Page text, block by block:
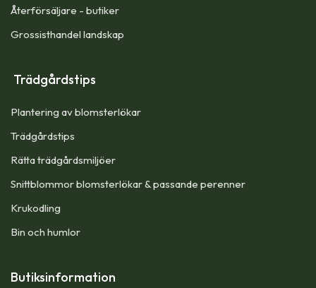
Återförsäljare - butiker
Grossisthandel landskap
Trädgårdstips
Plantering av blomsterlökar
Trädgårdstips
Rätta trädgårdsmiljöer
Snittblommor blomsterlökar & passande perenner
Krukodling
Bin och humlor
Butiksinformation